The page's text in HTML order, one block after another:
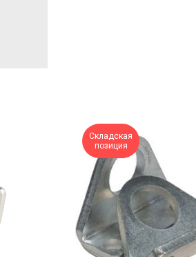
Складская
позиция